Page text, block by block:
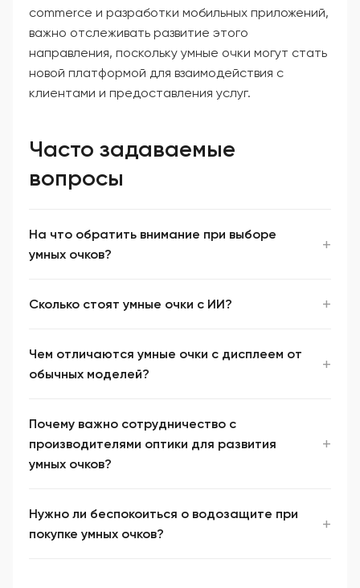
commerce и разработки мобильных приложений,
важно отслеживать развитие этого
направления, поскольку умные очки могут стать
новой платформой для взаимодействия с
клиентами и предоставления услуг.
Часто задаваемые
вопросы
На что обратить внимание при выборе
умных очков?
Сколько стоят умные очки с ИИ?
Чем отличаются умные очки с дисплеем от
обычных моделей?
Почему важно сотрудничество с
производителями оптики для развития
умных очков?
Нужно ли беспокоиться о водозащите при
покупке умных очков?